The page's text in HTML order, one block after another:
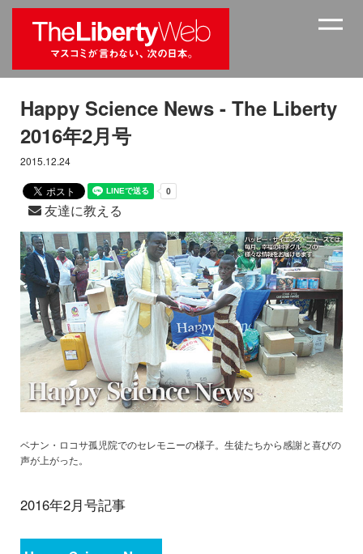
Happy Science News - The Liberty
2016年2月号
2015.12.24
友達に教える
ベナン・ロコサ孤児院でのセレモニーの様子。生徒たちから感謝と喜びの
声が上がった。
2016年2月号記事